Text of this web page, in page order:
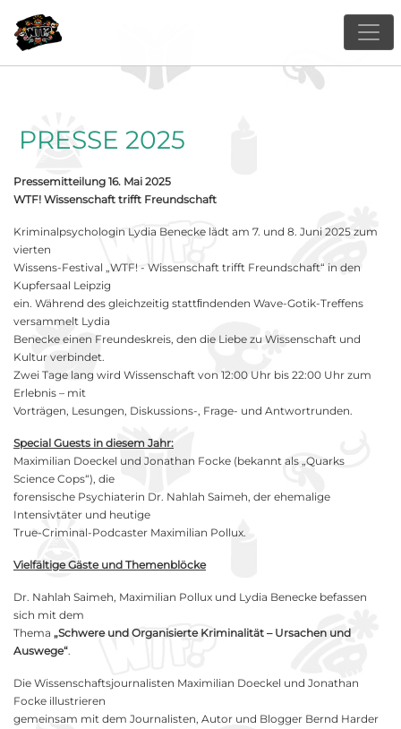
PRESSE 2025
Pressemitteilung 16. Mai 2025
WTF! Wissenschaft trifft Freundschaft
Kriminalpsychologin Lydia Benecke lädt am 7. und 8. Juni 2025 zum
vierten
Wissens-Festival „WTF! - Wissenschaft trifft Freundschaft“ in den
Kupfersaal Leipzig
ein. Während des gleichzeitig stattﬁndenden Wave-Gotik-Treffens
versammelt Lydia
Benecke einen Freundeskreis, den die Liebe zu Wissenschaft und
Kultur verbindet.
Zwei Tage lang wird Wissenschaft von 12:00 Uhr bis 22:00 Uhr zum
Erlebnis – mit
Vorträgen, Lesungen, Diskussions-, Frage- und Antwortrunden.
Special Guests in diesem Jahr:
Maximilian Doeckel und Jonathan Focke (bekannt als „Quarks
Science Cops“), die
forensische Psychiaterin Dr. Nahlah Saimeh, der ehemalige
Intensivtäter und heutige
True-Criminal-Podcaster Maximilian Pollux.
Vielfältige Gäste und Themenblöcke
Dr. Nahlah Saimeh, Maximilian Pollux und Lydia Benecke befassen
sich mit dem
Thema „Schwere und Organisierte Kriminalität – Ursachen und
Auswege“.
Die Wissenschaftsjournalisten Maximilian Doeckel und Jonathan
Focke illustrieren
gemeinsam mit dem Journalisten, Autor und Blogger Bernd Harder